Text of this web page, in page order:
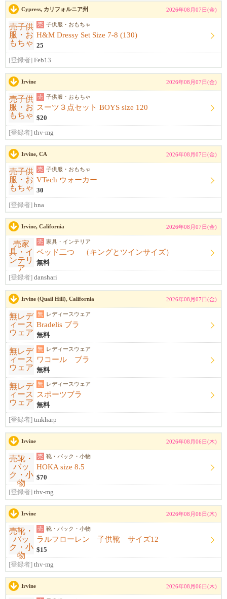
Cypress, カリフォルニア州 2026年08月07日(金)
売 子供服・おもちゃ
H&M Dressy Set Size 7-8 (130)
25
[登録者] Feb13
Irvine 2026年08月07日(金)
売 子供服・おもちゃ
スーツ３点セット BOYS size 120
$20
[登録者] thv-mg
Irvine, CA 2026年08月07日(金)
売 子供服・おもちゃ
VTech ウォーカー
30
[登録者] hna
Irvine, California 2026年08月07日(金)
売 家具・インテリア
ベッド二つ （キングとツインサイズ）
無料
[登録者] danshari
Irvine (Quail Hill), California 2026年08月07日(金)
無 レディースウェア
Bradelis ブラ
無料
無 レディースウェア
ワコール ブラ
無料
無 レディースウェア
スポーツブラ
無料
[登録者] tmkharp
Irvine 2026年08月06日(木)
売 靴・バック・小物
HOKA size 8.5
$70
[登録者] thv-mg
Irvine 2026年08月06日(木)
売 靴・バック・小物
ラルフローレン 子供靴 サイズ12
$15
[登録者] thv-mg
Irvine 2026年08月06日(木)